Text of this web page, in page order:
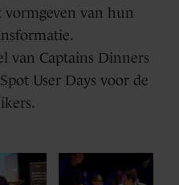
van hun
van Captains Dinners
User Days voor de